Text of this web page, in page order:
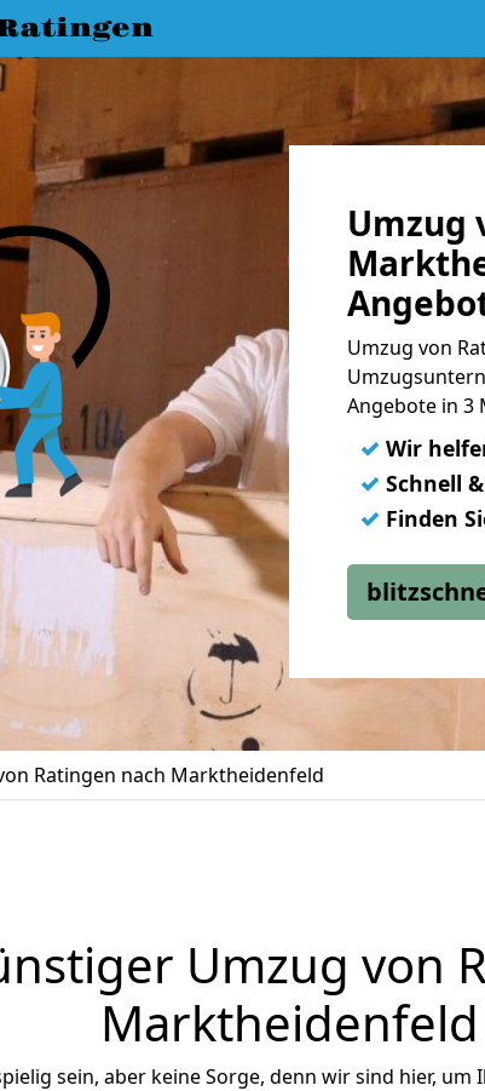
Umzug
Umzug von
Angebote in 3
✓ Wir
✓ Schnell
✓ Finden
Ratingen nach Marktheidenfeld
Umzug von
Marktheidenfeld
sein, aber keine Sorge, denn wir sind hier, um